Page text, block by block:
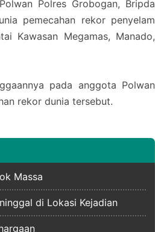
Polres Grobogan, Bripda
pemecahan rekor penyelam
Kawasan Megamas, Manado,
pada anggota Polwan
rekor dunia tersebut.
Massa
di Lokasi Kejadian